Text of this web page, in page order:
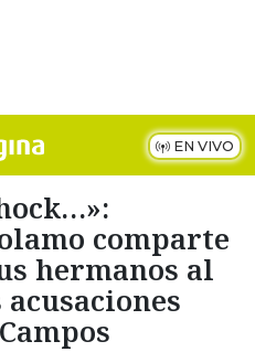
EN VIVO
comparte
hermanos al